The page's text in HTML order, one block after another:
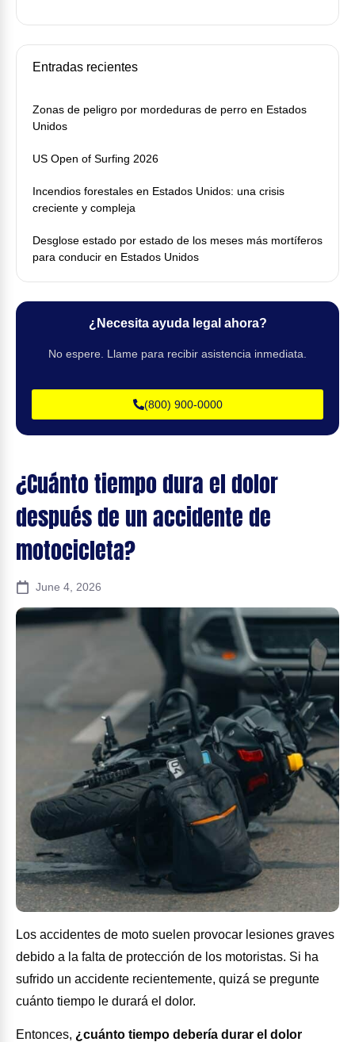
¿Cuánto tiempo dura el dolor
después de un accidente de
motocicleta?
June 4, 2026
Los accidentes de moto suelen provocar lesiones graves
debido a la falta de protección de los motoristas. Si ha
sufrido un accidente recientemente, quizá se pregunte
cuánto tiempo le durará el dolor.
Entonces, ¿cuánto tiempo debería durar el dolor
Entradas recientes
Zonas de peligro por mordeduras de perro en Estados
Unidos
US Open of Surfing 2026
Incendios forestales en Estados Unidos: una crisis
creciente y compleja
Desglose estado por estado de los meses más mortíferos
para conducir en Estados Unidos
¿Necesita ayuda legal ahora?
No espere. Llame para recibir asistencia inmediata.
(800) 900-0000